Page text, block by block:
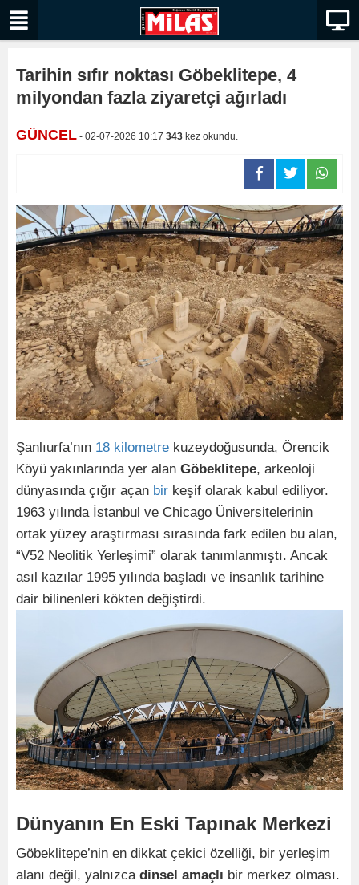
Tarihin sıfır noktası Göbeklitepe, 4
milyondan fazla ziyaretçi ağırladı
GÜNCEL - 02-07-2026 10:17 343 kez okundu.
Şanlıurfa’nın 18 kilometre kuzeydoğusunda, Örencik
Köyü yakınlarında yer alan Göbeklitepe, arkeoloji
dünyasında çığır açan bir keşif olarak kabul ediliyor.
1963 yılında İstanbul ve Chicago Üniversitelerinin
ortak yüzey araştırması sırasında fark edilen bu alan,
“V52 Neolitik Yerleşimi” olarak tanımlanmıştı. Ancak
asıl kazılar 1995 yılında başladı ve insanlık tarihine
dair bilinenleri kökten değiştirdi.
Dünyanın En Eski Tapınak Merkezi
Göbeklitepe’nin en dikkat çekici özelliği, bir yerleşim
alanı değil, yalnızca dinsel amaçlı bir merkez olması.